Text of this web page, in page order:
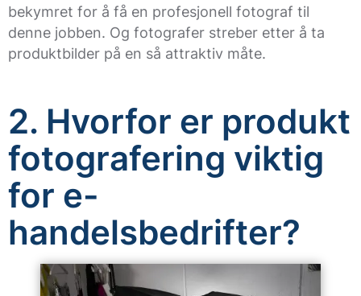
bekymret for å få en profesjonell fotograf til
denne jobben. Og fotografer streber etter å ta
produktbilder på en så attraktiv måte.
2. Hvorfor er produkt
fotografering viktig
for e-
handelsbedrifter?